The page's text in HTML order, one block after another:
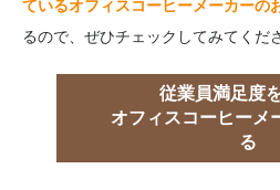
ているオフィスコーヒーメーカーの
るので、ぜひチェックしてみてくだ
従業員満足度
オフィスコーヒーメ
る